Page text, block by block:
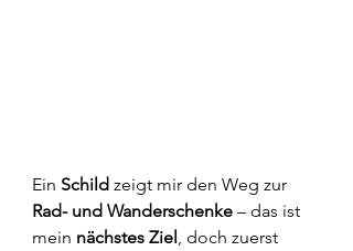
Ein Schild zeigt mir den Weg zur
Rad- und Wanderschenke – das ist
mein nächstes Ziel, doch zuerst